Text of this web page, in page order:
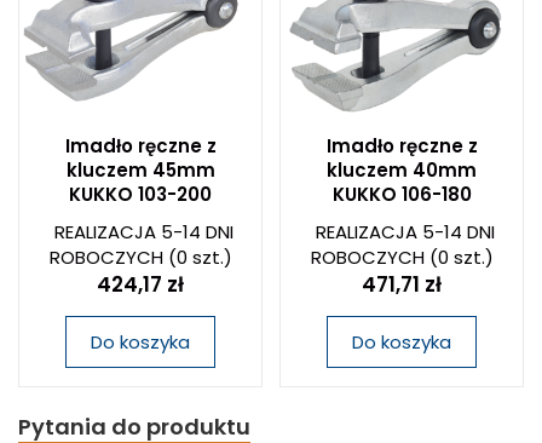
Imadło ręczne z
kluczem 45mm
KUKKO 103-200
REALIZACJA 5-14 DNI
ROBOCZYCH(0 szt.)
424,17 zł
Do koszyka
Imadło ręczne z
kluczem 40mm
KUKKO 106-180
REALIZACJA 5-14 DNI
ROBOCZYCH(0 szt.)
471,71 zł
Do koszyka
Pytania do produktu